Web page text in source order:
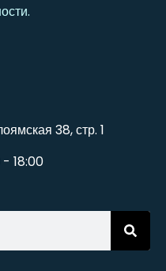
.
38, стр. 1
18:00